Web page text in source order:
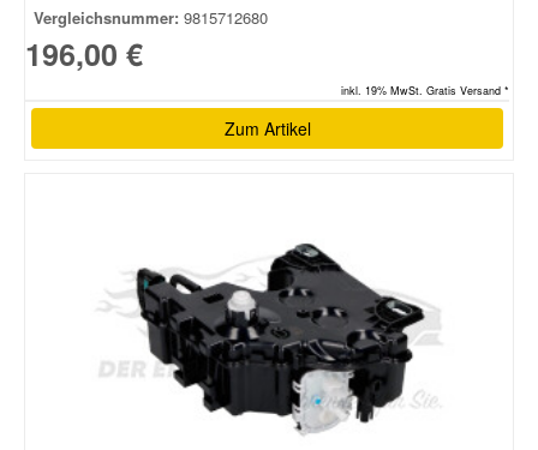
Vergleichsnummer: 9815712680
196,00 €
inkl. 19% MwSt. Gratis Versand *
Zum Artikel